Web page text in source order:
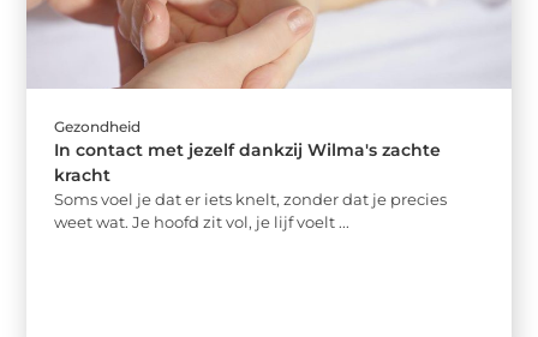
Gezondheid
In contact met jezelf dankzij Wilma's zachte
kracht
Soms voel je dat er iets knelt, zonder dat je precies
weet wat. Je hoofd zit vol, je lijf voelt ...